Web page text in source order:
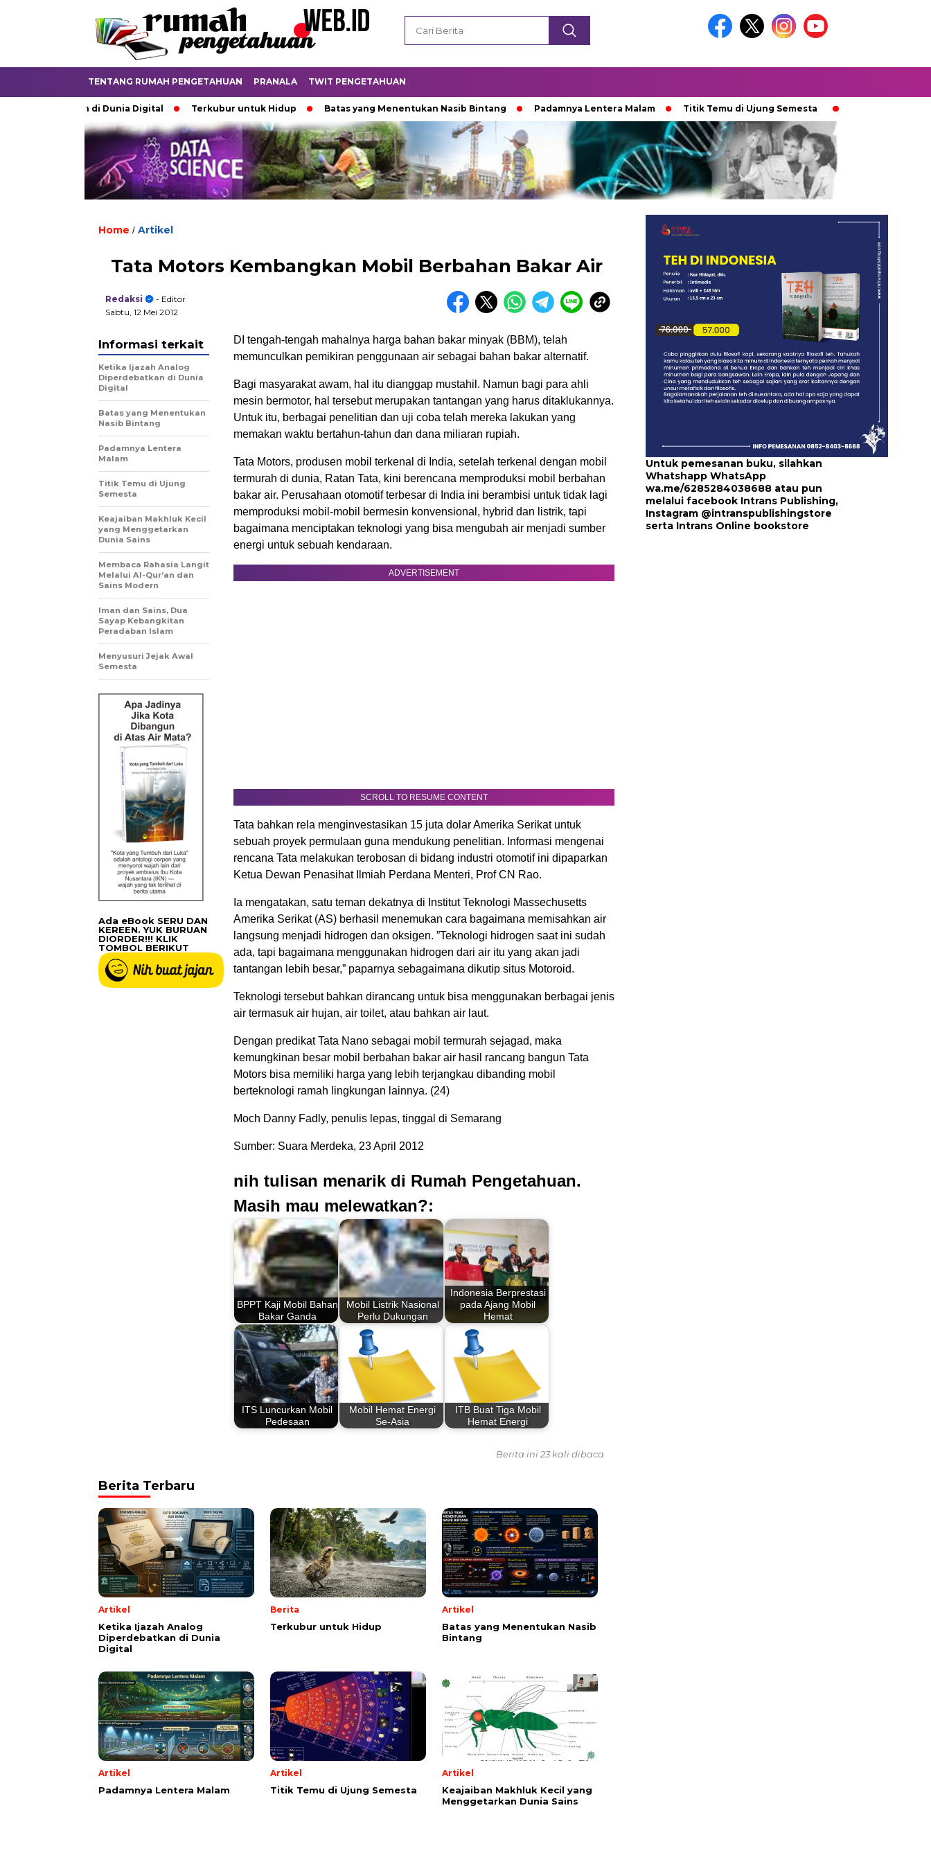
TENTANG RUMAH PENGETAHUAN PRANALA TWIT PENGETAHUAN
di Dunia Digital Terkubur untuk Hidup Batas yang Menentukan Nasib Bintang Padamnya Lentera Malam Titik Temu di Ujung Semesta Ketika Ijazah Analog
Home / Artikel
Tata Motors Kembangkan Mobil Berbahan Bakar Air
Redaksi
- Editor
Sabtu, 12 Mei 2012
DI tengah-tengah mahalnya harga bahan bakar minyak (BBM), telah
memunculkan pemikiran penggunaan air sebagai bahan bakar alternatif.
Bagi masyarakat awam, hal itu dianggap mustahil. Namun bagi para ahli
mesin bermotor, hal tersebut merupakan tantangan yang harus ditaklukannya.
Untuk itu, berbagai penelitian dan uji coba telah mereka lakukan yang
memakan waktu bertahun-tahun dan dana miliaran rupiah.
Tata Motors, produsen mobil terkenal di India, setelah terkenal dengan mobil
termurah di dunia, Ratan Tata, kini berencana memproduksi mobil berbahan
bakar air. Perusahaan otomotif terbesar di India ini berambisi untuk tidak lagi
memproduksi mobil-mobil bermesin konvensional, hybrid dan listrik, tapi
bagaimana menciptakan teknologi yang bisa mengubah air menjadi sumber
energi untuk sebuah kendaraan.
ADVERTISEMENT
SCROLL TO RESUME CONTENT
Tata bahkan rela menginvestasikan 15 juta dolar Amerika Serikat untuk
sebuah proyek permulaan guna mendukung penelitian. Informasi mengenai
rencana Tata melakukan terobosan di bidang industri otomotif ini dipaparkan
Ketua Dewan Penasihat Ilmiah Perdana Menteri, Prof CN Rao.
Ia mengatakan, satu teman dekatnya di Institut Teknologi Massechusetts
Amerika Serikat (AS) berhasil menemukan cara bagaimana memisahkan air
langsung menjadi hidrogen dan oksigen. ”Teknologi hidrogen saat ini sudah
ada, tapi bagaimana menggunakan hidrogen dari air itu yang akan jadi
tantangan lebih besar,” paparnya sebagaimana dikutip situs Motoroid.
Teknologi tersebut bahkan dirancang untuk bisa menggunakan berbagai jenis
air termasuk air hujan, air toilet, atau bahkan air laut.
Dengan predikat Tata Nano sebagai mobil termurah sejagad, maka
kemungkinan besar mobil berbahan bakar air hasil rancang bangun Tata
Motors bisa memiliki harga yang lebih terjangkau dibanding mobil
berteknologi ramah lingkungan lainnya. (24)
Moch Danny Fadly, penulis lepas, tinggal di Semarang
Sumber: Suara Merdeka, 23 April 2012
nih tulisan menarik di Rumah Pengetahuan.
Masih mau melewatkan?:
BPPT Kaji Mobil Bahan
Bakar Ganda
Mobil Listrik Nasional
Perlu Dukungan
Indonesia Berprestasi
pada Ajang Mobil
Hemat
ITS Luncurkan Mobil
Pedesaan
Mobil Hemat Energi
Se-Asia
ITB Buat Tiga Mobil
Hemat Energi
Informasi terkait
Ketika Ijazah Analog
Diperdebatkan di Dunia
Digital
Batas yang Menentukan
Nasib Bintang
Padamnya Lentera
Malam
Titik Temu di Ujung
Semesta
Keajaiban Makhluk Kecil
yang Menggetarkan
Dunia Sains
Membaca Rahasia Langit
Melalui Al-Qur’an dan
Sains Modern
Iman dan Sains, Dua
Sayap Kebangkitan
Peradaban Islam
Menyusuri Jejak Awal
Semesta
Ada eBook SERU DAN
KEREEN. YUK BURUAN
DIORDER!!! KLIK
TOMBOL BERIKUT
Berita ini 23 kali dibaca
Berita Terbaru
Artikel
Ketika Ijazah Analog
Diperdebatkan di Dunia
Digital
Berita
Terkubur untuk Hidup
Artikel
Batas yang Menentukan Nasib
Bintang
Artikel
Padamnya Lentera Malam
Artikel
Titik Temu di Ujung Semesta
Artikel
Keajaiban Makhluk Kecil yang
Menggetarkan Dunia Sains
Untuk pemesanan buku, silahkan
Whatshapp WhatsApp
wa.me/6285284038688 atau pun
melalui facebook Intrans Publishing,
Instagram @intranspublishingstore
serta Intrans Online bookstore